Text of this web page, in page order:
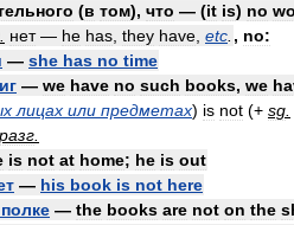
(в том), что — (it is) no
нет— he has they have etc , no:
— she has no time
— we have no such books, we
лицах или предметах) is not (+ sg
разг
is not at home; he is out
— his book is not here
полке — the books are not on the